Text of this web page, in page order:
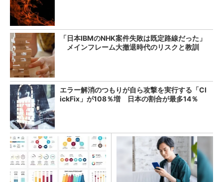
「日本IBMのNHK案件失敗は既定路線だった」
メインフレーム大撤退時代のリスクと教訓
エラー解消のつもりが自ら攻撃を実行する「Cl
ickFix」が108％増 日本の割合が最多14％